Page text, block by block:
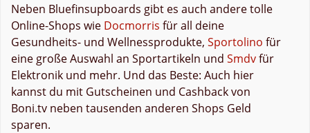
Neben Bluefinsupboards gibt es auch andere tolle
Online-Shops wie Docmorris für all deine
Gesundheits- und Wellnessprodukte, Sportolino für
eine große Auswahl an Sportartikeln und Smdvfür
Elektronik und mehr. Und das Beste: Auch hier
kannst du mit Gutscheinen und Cashback von
Boni.tv neben tausenden anderen Shops Geld
sparen.